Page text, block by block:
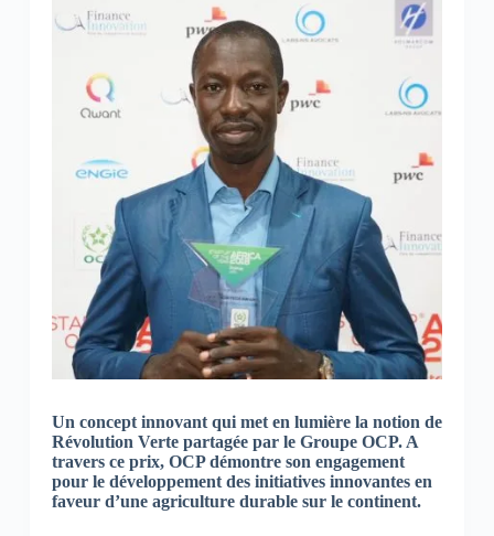
Un concept innovant qui met en lumière la notion de
Révolution Verte partagée par le Groupe OCP. A
travers ce prix, OCP démontre son engagement
pour le développement des initiatives innovantes en
faveur d’une agriculture durable sur le continent.